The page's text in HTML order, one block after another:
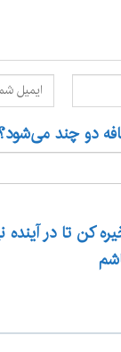
دو چند
کن تا در آینده